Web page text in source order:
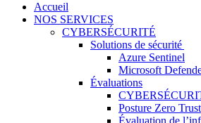
Accueil
NOS SERVICES
CYBERSÉCURITÉ
Solutions de sécurité
Azure Sentinel
Microsoft
Évaluations
Posture Zero Trust
Évaluation de